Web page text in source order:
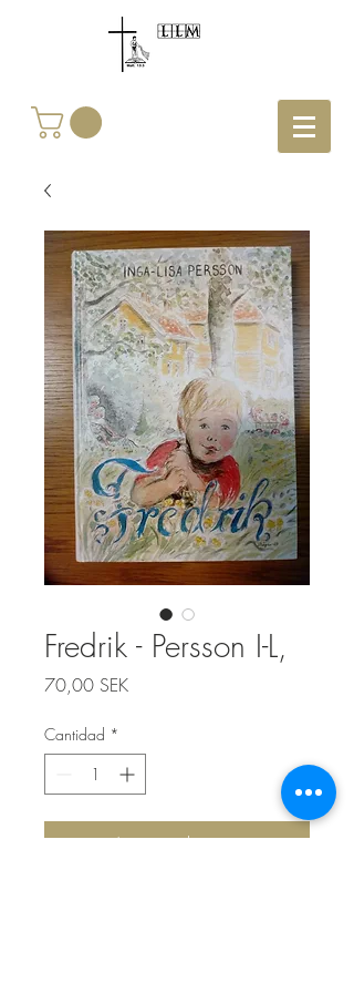
Fredrik - Persson I-L,
70,00 SEKPrecio
Cantidad *
Agregar al carrito